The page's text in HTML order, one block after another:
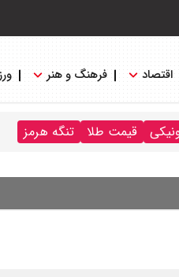
اقتصاد فرهنگ و هنر
قیمت طلا تنگه هرمز